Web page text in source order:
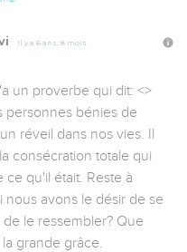
Il y a 6 ans, 8 mois
un proverbe qui dit: <>
personnes bénies de
réveil dans nos vies. Il
consécration totale qui
ce qu'il était. Reste à
nous avons le désir de se
le ressembler? Que
grande grâce.